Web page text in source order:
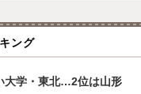
ング
大学・東北…2位は山形